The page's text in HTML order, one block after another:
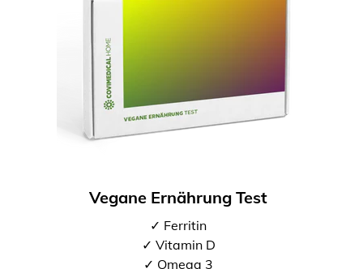
Vegane Ernährung Test
✓ Ferritin
✓ Vitamin D
✓ Omega 3